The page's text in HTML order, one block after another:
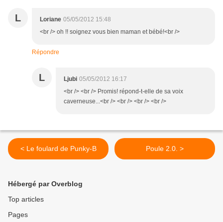
L Loriane 05/05/2012 15:48
<br /> oh !! soignez vous bien maman et bébé!<br />
Répondre
L Ljubi 05/05/2012 16:17
<br /> <br /> Promis! répond-t-elle de sa voix
caverneuse...<br /> <br /> <br /> <br />
< Le foulard de Punky-B Poule 2.0. >
Hébergé par Overblog
Top articles
Pages